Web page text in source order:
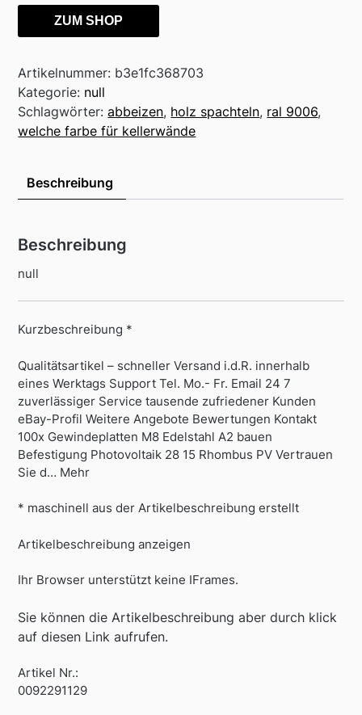
ZUM SHOP
Artikelnummer: b3e1fc368703
Kategorie: null
Schlagwörter:abbeizen, holz spachteln, ral 9006,
welche farbe für kellerwände
Beschreibung
Beschreibung
null
Kurzbeschreibung *
Qualitätsartikel – schneller Versand i.d.R. innerhalb
eines Werktags Support Tel. Mo.- Fr. Email 24 7
zuverlässiger Service tausende zufriedener Kunden
eBay-Profil Weitere Angebote Bewertungen Kontakt
100x Gewindeplatten M8 Edelstahl A2 bauen
Befestigung Photovoltaik 28 15 Rhombus PV Vertrauen
Sie d… Mehr
* maschinell aus der Artikelbeschreibung erstellt
Artikelbeschreibung anzeigen
Ihr Browser unterstützt keine IFrames.
Sie können die Artikelbeschreibung aber durch klick
auf diesen Link aufrufen.
Artikel Nr.:
0092291129